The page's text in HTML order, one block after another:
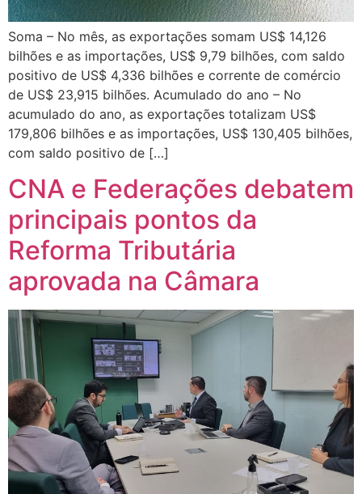
Soma – No mês, as exportações somam US$ 14,126
bilhões e as importações, US$ 9,79 bilhões, com saldo
positivo de US$ 4,336 bilhões e corrente de comércio
de US$ 23,915 bilhões. Acumulado do ano – No
acumulado do ano, as exportações totalizam US$
179,806 bilhões e as importações, US$ 130,405 bilhões,
com saldo positivo de […]
CNA e Federações debatem
principais pontos da
Reforma Tributária
aprovada na Câmara